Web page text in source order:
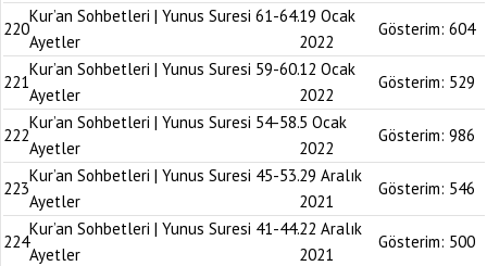
220
Kur’an Sohbetleri | Yunus Suresi 61-64.
Ayetler
19 Ocak
2022
Gösterim: 604
221
Kur’an Sohbetleri | Yunus Suresi 59-60.
Ayetler
12 Ocak
2022
Gösterim: 529
222
Kur’an Sohbetleri | Yunus Suresi 54-58.
Ayetler
5 Ocak
2022
Gösterim: 986
223
Kur’an Sohbetleri | Yunus Suresi 45-53.
Ayetler
29 Aralık
2021
Gösterim: 546
224
Kur’an Sohbetleri | Yunus Suresi 41-44.
Ayetler
22 Aralık
2021
Gösterim: 500